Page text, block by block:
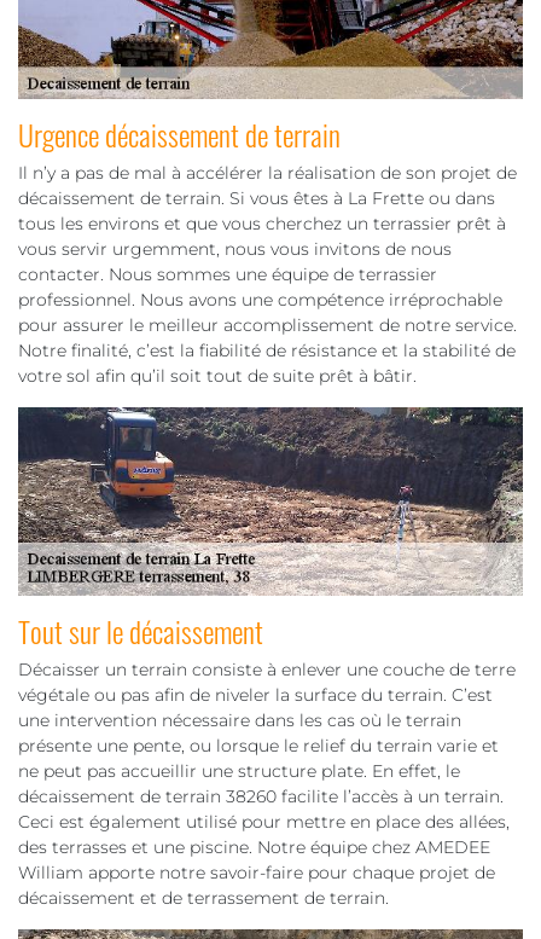
Urgence décaissement de terrain
Il n’y a pas de mal à accélérer la réalisation de son projet de
décaissement de terrain. Si vous êtes à La Frette ou dans
tous les environs et que vous cherchez un terrassier prêt à
vous servir urgemment, nous vous invitons de nous
contacter. Nous sommes une équipe de terrassier
professionnel. Nous avons une compétence irréprochable
pour assurer le meilleur accomplissement de notre service.
Notre finalité, c’est la fiabilité de résistance et la stabilité de
votre sol afin qu’il soit tout de suite prêt à bâtir.
Tout sur le décaissement
Décaisser un terrain consiste à enlever une couche de terre
végétale ou pas afin de niveler la surface du terrain. C’est
une intervention nécessaire dans les cas où le terrain
présente une pente, ou lorsque le relief du terrain varie et
ne peut pas accueillir une structure plate. En effet, le
décaissement de terrain 38260 facilite l’accès à un terrain.
Ceci est également utilisé pour mettre en place des allées,
des terrasses et une piscine. Notre équipe chez AMEDEE
William apporte notre savoir-faire pour chaque projet de
décaissement et de terrassement de terrain.